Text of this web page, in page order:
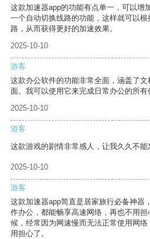
这款加速器app的功能有点单一，可以增
一个自动切换线路的功能，这样就可以
路，从而获得更好的加速效果。
2025-10-10
游客
这款办公软件的功能非常全面，涵盖了
面。我可以使用它来完成日常办公的所有
2025-10-10
游客
这款游戏的剧情非常感人，让我久久不能
2025-10-10
游客
这款加速器app简直是居家旅行必备神器
作办公，都能畅享高速网络，再也不用
候，经常因为网速慢而无法正常使用网
用担心了。